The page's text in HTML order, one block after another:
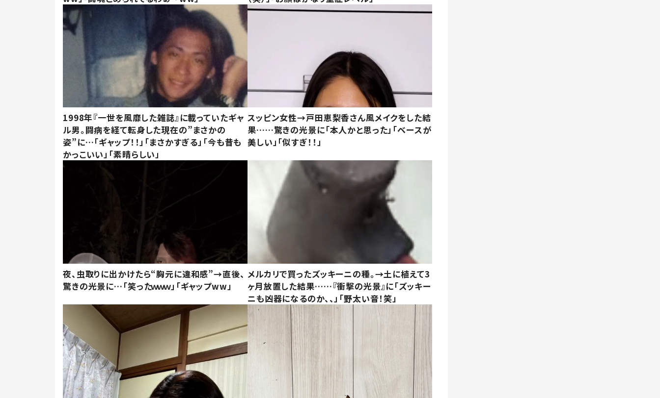
1998年『一世を風靡した雑誌』に載っていたギャ
ル男。闘病を経て転身した現在の”まさかの
姿”に…「ギャップ！！」「まさかすぎる」「今も昔も
かっこいい」「素晴らしい」
スッピン女性→戸田恵梨香さん風メイクをした結
果……驚きの光景に「本人かと思った」「ベースが
美しい」「似すぎ！！」
夜、虫取りに出かけたら“胸元に違和感”→直後、
驚きの光景に…「笑ったｗｗｗ」「ギャップww」
メルカリで買ったズッキーニの種。→土に植えて3
ヶ月放置した結果……『衝撃の光景』に「ズッキー
ニも凶器になるのか、、」「野太い音！笑」